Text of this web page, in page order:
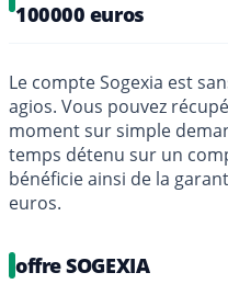
100000 euros
Le compte Sogexia est
agios. Vous pouvez
moment sur simple
temps détenu sur un
bénéficie ainsi de la
euros.
offre SOGEXIA